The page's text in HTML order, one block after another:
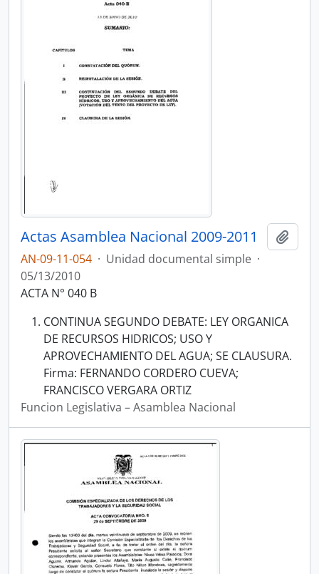
Actas Asamblea Nacional 2009-2011
AN-09-11-054 · Unidad documental simple ·
05/13/2010
ACTA N° 040 B
CONTINUA SEGUNDO DEBATE: LEY ORGANICA
DE RECURSOS HIDRICOS; USO Y
APROVECHAMIENTO DEL AGUA; SE CLAUSURA.
Firma: FERNANDO CORDERO CUEVA;
FRANCISCO VERGARA ORTIZ
Funcion Legislativa – Asamblea Nacional